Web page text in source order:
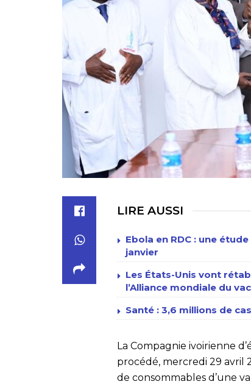
LIRE AUSSI
Ebola en RDC : une
janvier
Les États-Unis vont
l’Alliance mondiale du
Santé : 3,6 millions de
La Compagnie ivoirienne
procédé, mercredi 29 avril
de consommables d’une